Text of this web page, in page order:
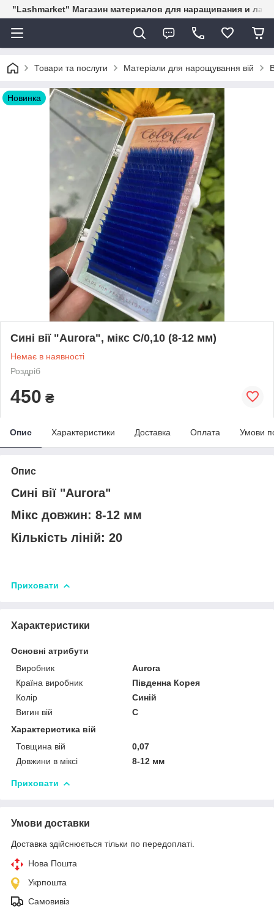
"Lashmarket" Магазин материалов для наращивания и
Товари та послуги Матеріали для нарощування вій
Новинка
Сині вії "Aurora", мікс С/0,10 (8-12 мм)
Немає в наявності
Роздріб
450 ₴
Опис Характеристики Доставка Оплата Умови
Опис
Сині вії "Aurora"
Мікс довжин: 8-12 мм
Кількість ліній: 20
Приховати
Характеристики
Основні атрибути
Виробник
Aurora
Країна виробник
Південна Корея
Колір
Синій
Вигин вій
C
Характеристика вій
Товщина вій
0,07
Довжини в міксі
8-12 мм
Приховати
Умови доставки
Доставка здійснюється тільки по передоплаті.
Нова Пошта
Укрпошта
Самовивіз